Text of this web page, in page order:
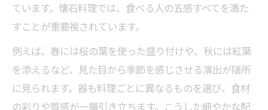
ています。懐石料理では、食べる人の五感すべてを満た
すことが重要視されています。
例えば、春には桜の葉を使った盛り付けや、秋には紅葉
を添えるなど、見た目から季節を感じさせる演出が随所
に見られます。器も料理ごとに異なるものを選び、食材
の彩りや質感が一層引き立ちます。こうした細やかな配